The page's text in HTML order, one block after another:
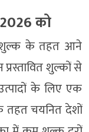
को
शुल्क के तहत आने
शुल्कों से
के लिए एक
तहत चयनित देशों